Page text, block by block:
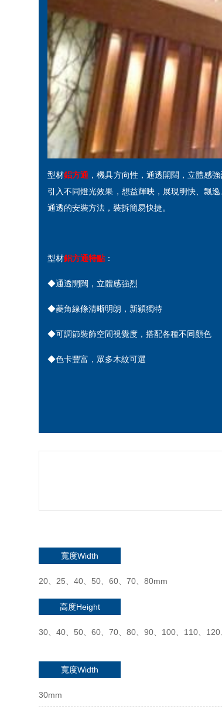
型材鋁方通 ，機具方向性，通透開闊，立體感
引入不同燈光效果，想益輝映，展現明快、飄
通透的安裝方法，裝拆簡易快捷。
型材鋁方通特點：
◆通透開闊，立體感強烈
◆菱角線條清晰明朗，新穎獨特
◆可調節裝飾空間視覺度，搭配各種不同顏色
◆色卡豐富，眾多木紋可選
寬度Width
20、25、40、50、60、70、80mm
高度Height
30、40、50、60、70、80、90、100、110、
寬度Width
30mm